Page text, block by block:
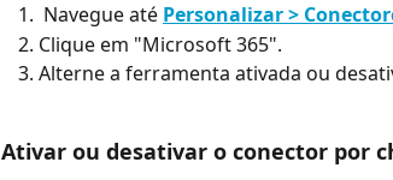
Navegue até Personalizar >
Clique em "Microsoft 365".
Alterne a ferramenta ativada ou
Ativar ou desativar o conector por